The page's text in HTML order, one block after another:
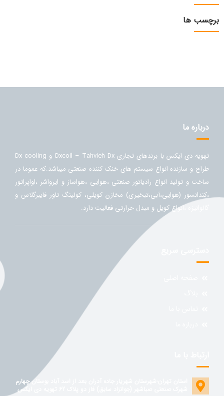
برچسب ها
درباره ما
تهویه دی ایکس با برندهای تجاری Dxcoil – Tahvieh Dx و Dx cooling
طراح و سازنده انواع سیستم های خنک کننده صنعتی میباشد.که عموما در
ساخت و تولید انواع رادیاتور صنعتی ،هوایی ،هواساز و ایرواشر ،اواپراتور
،کندانسور (هوایی،آبی،تبخیری) مخازن کویلی، کولینگ تاور فایبرگلاس و
گالوانیزه ،انواع کویل و مبدل حرارتی فعالیت دارد.
استان تهران-شهرستان شهریار جاده آدران بعد از اسد آباد بوستان چهارم